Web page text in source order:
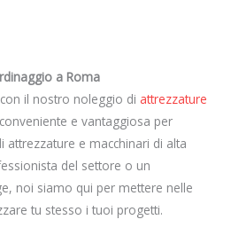
a Roma
il nostro noleggio di attrezzature
e vantaggiosa per
attrezzature e macchinari di alta
del settore o un
noi siamo qui per mettere nelle
tu stesso i tuoi progetti.